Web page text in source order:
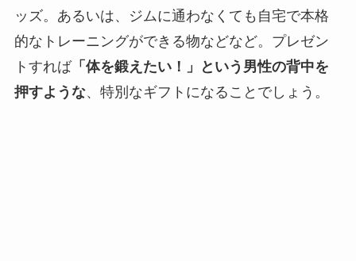
ッズ。あるいは、ジムに通わなくても自宅で本格
的なトレーニングができる物などなど。プレゼン
トすれば「体を鍛えたい！」という男性の背中を
押すような、特別なギフトになることでしょう。